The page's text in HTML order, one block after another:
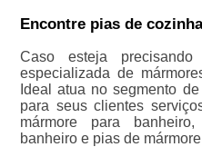
Encontre pias de
Caso esteja
especializada de
Ideal atua no segmento
para seus clientes
mármore para
banheiro e pias de